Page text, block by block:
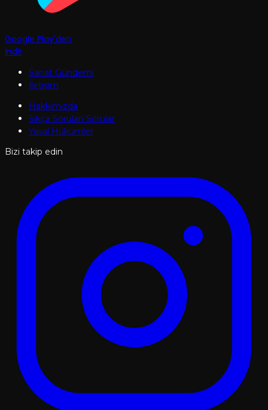
Google Play'den
İndir
Sanat Gündemi
İletişim
Hakkımızda
Sıkça Sorulan Sorular
Yasal Hükümler
Bizi takip edin